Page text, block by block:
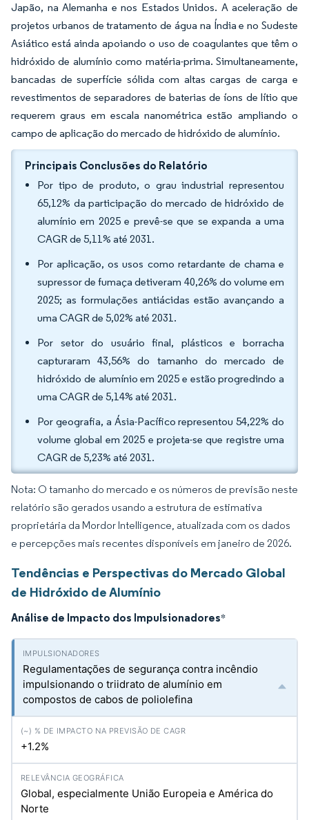
Japão, na Alemanha e nos Estados Unidos. A aceleração de
projetos urbanos de tratamento de água na Índia e no Sudeste
Asiático está ainda apoiando o uso de coagulantes que têm o
hidróxido de alumínio como matéria-prima. Simultaneamente,
bancadas de superfície sólida com altas cargas de carga e
revestimentos de separadores de baterias de íons de lítio que
requerem graus em escala nanométrica estão ampliando o
campo de aplicação do mercado de hidróxido de alumínio.
Principais Conclusões do Relatório
Por tipo de produto, o grau industrial representou
65,12% da participação do mercado de hidróxido de
alumínio em 2025 e prevê-se que se expanda a uma
CAGR de 5,11% até 2031.
Por aplicação, os usos como retardante de chama e
supressor de fumaça detiveram 40,26% do volume em
2025; as formulações antiácidas estão avançando a
uma CAGR de 5,02% até 2031.
Por setor do usuário final, plásticos e borracha
capturaram 43,56% do tamanho do mercado de
hidróxido de alumínio em 2025 e estão progredindo a
uma CAGR de 5,14% até 2031.
Por geografia, a Ásia-Pacífico representou 54,22% do
volume global em 2025 e projeta-se que registre uma
CAGR de 5,23% até 2031.
Nota: O tamanho do mercado e os números de previsão neste
relatório são gerados usando a estrutura de estimativa
proprietária da Mordor Intelligence, atualizada com os dados
e percepções mais recentes disponíveis em janeiro de 2026.
Tendências e Perspectivas do Mercado Global
de Hidróxido de Alumínio
Análise de Impacto dos Impulsionadores*
Regulamentações de segurança contra incêndio
impulsionando o triidrato de alumínio em
compostos de cabos de poliolefina
+1.2%
Global, especialmente União Europeia e América do
Norte